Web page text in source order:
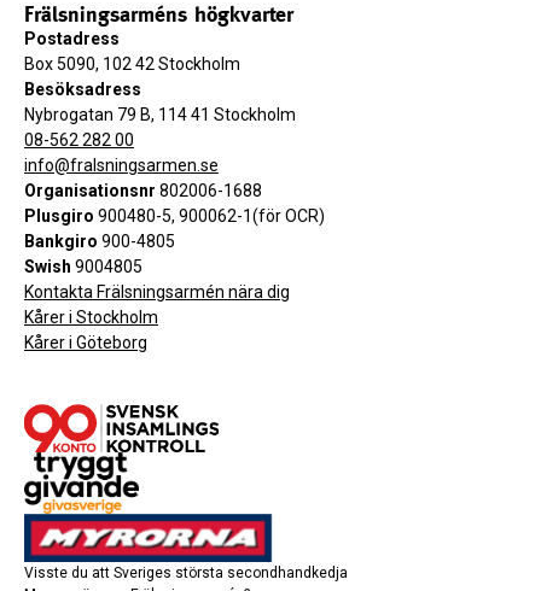
Frälsningsarméns högkvarter
Postadress
Box 5090, 102 42 Stockholm
Besöksadress
Nybrogatan 79 B, 114 41 Stockholm
08-562 282 00
info@fralsningsarmen.se
Organisationsnr 802006-1688
Plusgiro 900480-5, 900062-1(för OCR)
Bankgiro 900-4805
Swish 9004805
Kontakta Frälsningsarmén nära dig
Kårer i Stockholm
Kårer i Göteborg
Visste du att Sveriges största secondhandkedja